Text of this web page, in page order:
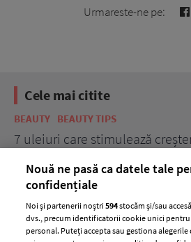
Urmareste-ne pe:
Cele mai citite
BEAUTY BEAUTY TIPS
7 uleiuri care stimulează
Nouă ne pasă ca datele tale
confidențiale
Noi și partenerii noștri594stocăm și/sau
dvs., precum identificatorii cookie unici
personal. Puteți accepta sau gestiona alegerile